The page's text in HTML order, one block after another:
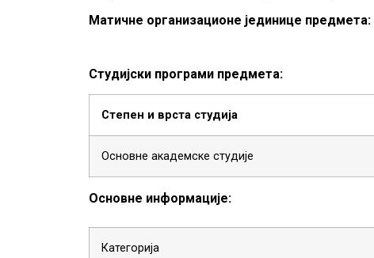
Матичне организационе јединице предмета:
Студијски програми предмета:
Степен и врста студија
Основне академске студије
Основне информације:
Категорија